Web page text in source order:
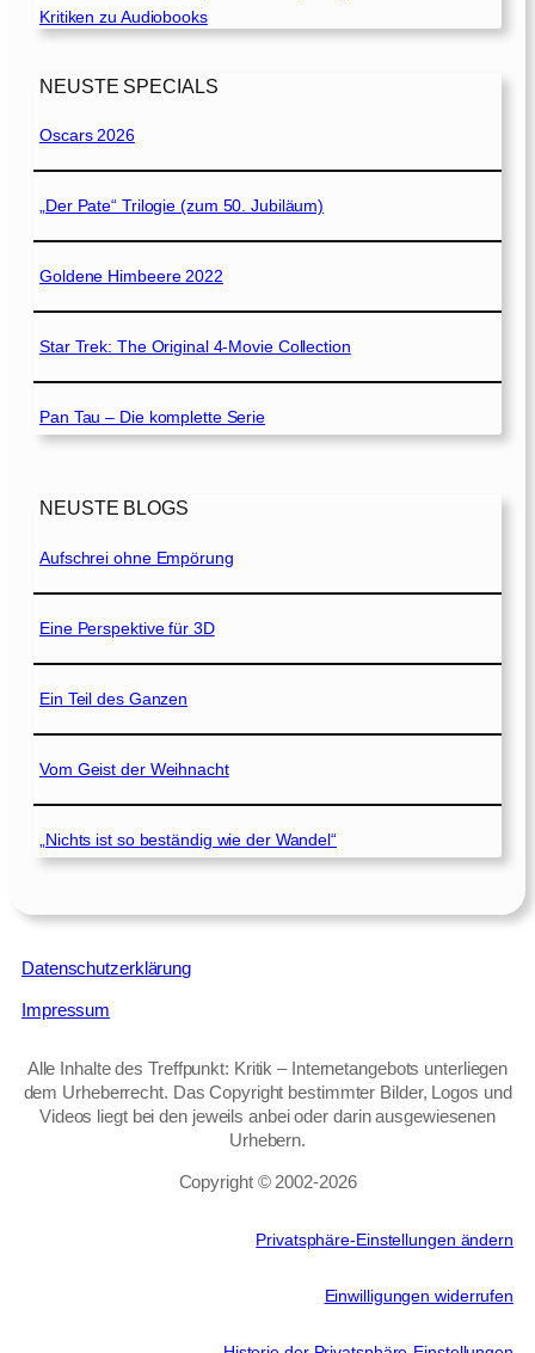
Kritiken zu Audiobooks
NEUSTE SPECIALS
Oscars 2026
„Der Pate“ Trilogie (zum 50. Jubiläum)
Goldene Himbeere 2022
Star Trek: The Original 4-Movie Collection
Pan Tau – Die komplette Serie
NEUSTE BLOGS
Aufschrei ohne Empörung
Eine Perspektive für 3D
Ein Teil des Ganzen
Vom Geist der Weihnacht
„Nichts ist so beständig wie der Wandel“
Datenschutzerklärung
Impressum
Alle Inhalte des Treffpunkt: Kritik – Internetangebots unterliegen
dem Urheberrecht. Das Copyright bestimmter Bilder, Logos und
Videos liegt bei den jeweils anbei oder darin ausgewiesenen
Urhebern.
Copyright © 2002‑2026
Privatsphäre-Einstellungen ändern
Einwilligungen widerrufen